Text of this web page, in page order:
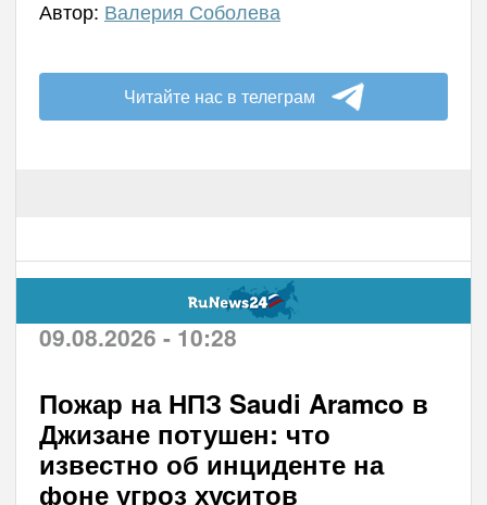
Автор: Валерия Соболева
Читайте нас в телеграм
09.08.2026 - 10:28
Пожар на НПЗ Saudi Aramco в
Джизане потушен: что
известно об инциденте на
фоне угроз хуситов